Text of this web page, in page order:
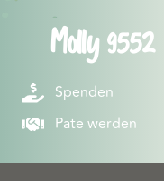
Molly 9552
Spenden
Pate werden